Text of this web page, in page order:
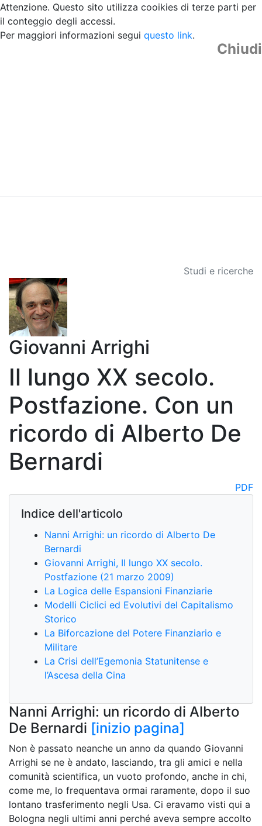
Attenzione. Questo sito utilizza cooikies di terze parti per
il conteggio degli accessi.
Per maggiori informazioni segui questo link.
Chiudi
Studi e ricerche
Giovanni Arrighi
Il lungo XX secolo.
Postfazione. Con un
ricordo di Alberto De
Bernardi
PDF
Indice dell'articolo
Nanni Arrighi: un ricordo di Alberto De
Bernardi
Giovanni Arrighi, Il lungo XX secolo.
Postfazione (21 marzo 2009)
La Logica delle Espansioni Finanziarie
Modelli Ciclici ed Evolutivi del Capitalismo
Storico
La Biforcazione del Potere Finanziario e
Militare
La Crisi dell’Egemonia Statunitense e
l’Ascesa della Cina
Nanni Arrighi: un ricordo di Alberto
De Bernardi [inizio pagina]
Non è passato neanche un anno da quando Giovanni
Arrighi se ne è andato, lasciando, tra gli amici e nella
comunità scientifica, un vuoto profondo, anche in chi,
come me, lo frequentava ormai raramente, dopo il suo
lontano trasferimento negli Usa. Ci eravamo visti qui a
Bologna negli ultimi anni perché aveva sempre accolto